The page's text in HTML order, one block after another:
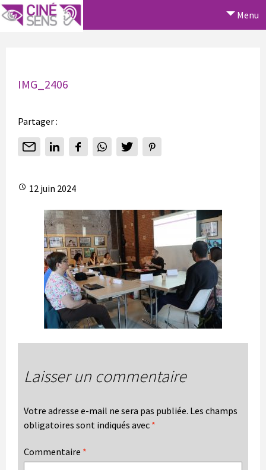
Menu
IMG_2406
Partager :
12 juin 2024
Laisser un commentaire
Votre adresse e-mail ne sera pas publiée. Les champs
obligatoires sont indiqués avec *
Commentaire *